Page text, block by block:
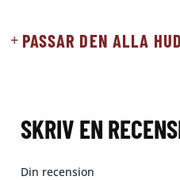
PASSAR DEN ALLA
SKRIV EN
Din recension